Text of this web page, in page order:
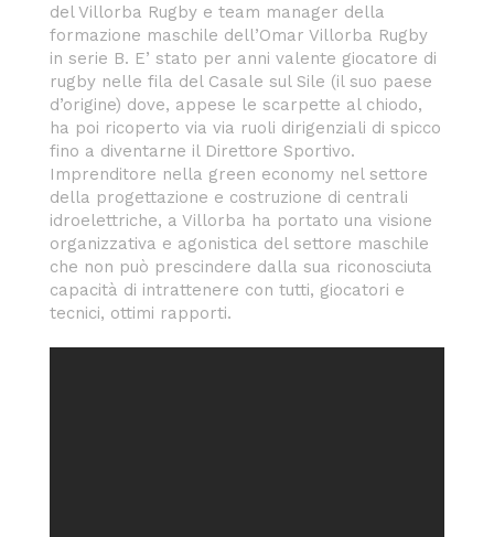
del Villorba Rugby e team manager della
formazione maschile dell’Omar Villorba Rugby
in serie B. E’ stato per anni valente giocatore di
rugby nelle fila del Casale sul Sile (il suo paese
d’origine) dove, appese le scarpette al chiodo,
ha poi ricoperto via via ruoli dirigenziali di spicco
fino a diventarne il Direttore Sportivo.
Imprenditore nella green economy nel settore
della progettazione e costruzione di centrali
idroelettriche, a Villorba ha portato una visione
organizzativa e agonistica del settore maschile
che non può prescindere dalla sua riconosciuta
capacità di intrattenere con tutti, giocatori e
tecnici, ottimi rapporti.